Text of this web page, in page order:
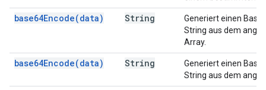
base64Encode(data) String
Generiert einen
String aus dem
Array.
base64Encode(data) String
Generiert einen
String aus dem